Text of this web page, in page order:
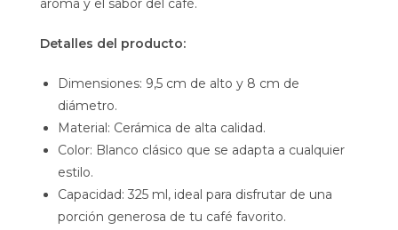
aroma y el sabor del café.
Detalles del producto:
Dimensiones: 9,5 cm de alto y 8 cm de
diámetro.
Material: Cerámica de alta calidad.
Color: Blanco clásico que se adapta a cualquier
estilo.
Capacidad: 325 ml, ideal para disfrutar de una
porción generosa de tu café favorito.